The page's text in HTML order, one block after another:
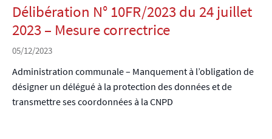
Délibération N° 10FR/2023 du 24 juillet
2023 – Mesure correctrice
05/12/2023
Administration communale – Manquement à l’obligation de
désigner un délégué à la protection des données et de
transmettre ses coordonnées à la CNPD